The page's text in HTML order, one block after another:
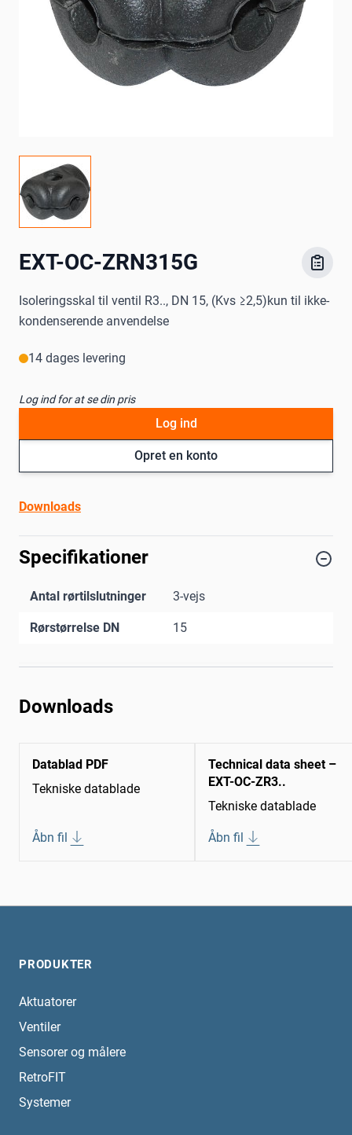
EXT-OC-ZRN315G
Isoleringsskal til ventil R3.., DN 15, (Kvs ≥2,5)kun til ikke-
kondenserende anvendelse
14 dages levering
Log ind for at se din pris
Opret en konto
Log ind
Downloads
Specifikationer
Antal rørtilslutninger 3-vejs
Rørstørrelse DN 15
Downloads
Datablad PDF
Tekniske datablade
Åbn fil
Technical data sheet –
EXT-OC-ZR3..
Tekniske datablade
Åbn fil
PRODUKTER
Aktuatorer
Ventiler
Sensorer og målere
RetroFIT
Systemer